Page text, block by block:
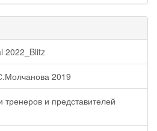
2022_Blitz
2019
и представителей